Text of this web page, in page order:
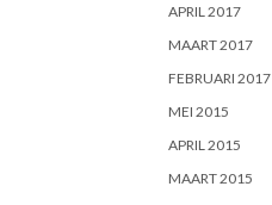
APRIL 2017
MAART 2017
FEBRUARI 2017
MEI 2015
APRIL 2015
MAART 2015